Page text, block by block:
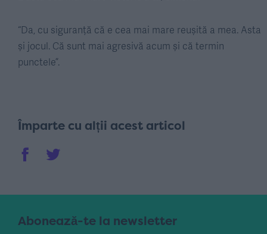
“Da, cu siguranță că e cea mai mare reușită a mea. Asta
și jocul. Că sunt mai agresivă acum și că termin
punctele”.
Împarte cu alții acest articol
Abonează-te la newsletter